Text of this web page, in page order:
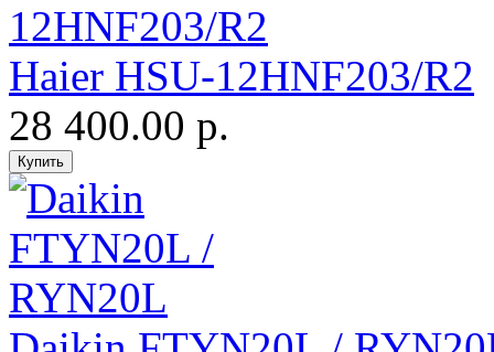
Haier HSU-12HNF203/R2
28 400.00 р.